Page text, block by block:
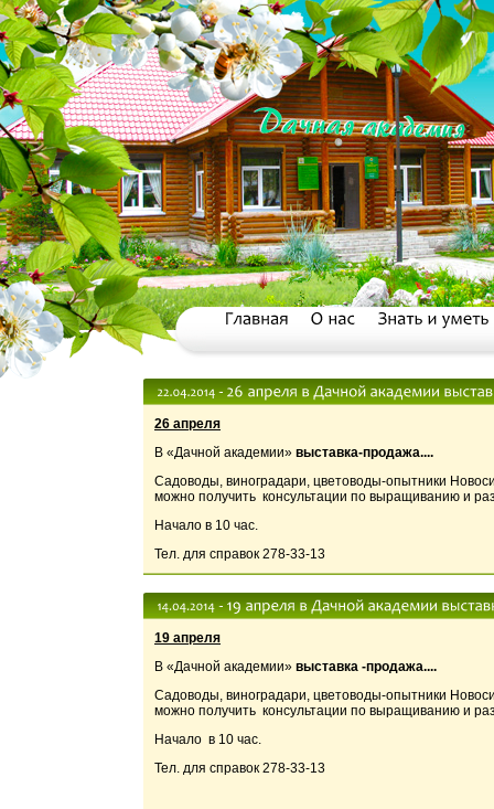
26 апреля
В «Дачной академии» выставка-продажа....
Садоводы, виноградари, цветоводы-опытники
можно получить консультации по выращиванию и
Начало в 10 час.
Тел. для справок 278-33-13
19 апреля
В «Дачной академии» выставка -продажа....
Садоводы, виноградари, цветоводы-опытники
можно получить консультации по выращиванию и
Начало в 10 час.
Тел. для справок 278-33-13